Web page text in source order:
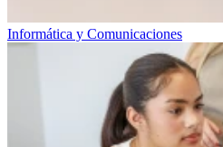
Informática y Comunicaciones